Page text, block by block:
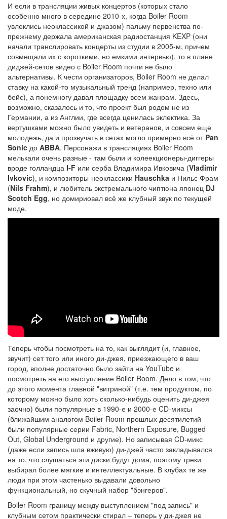
И если в трансляции живых концертов (которых стало
особенно много в середине 2010-х, когда Boiler Room
увлеклись неоклассикой и джазом) пальму первенства по-
прежнему держала американская радиостанция KEXP (они
начали транслировать концерты из студии в 2005-м, причем
совмещали их с короткими, но емкими интервью), то в плане
диджей-сетов видео с Boiler Room почти не было
альтернативы. К чести организаторов, Boiler Room не делал
ставку на какой-то музыкальный тренд (например, техно или
бейс), а понемногу давал площадку всем жанрам. Здесь,
возможно, сказалось и то, что проект был родом не из
Германии, а из Англии, где всегда ценилась эклектика. За
вертушками можно было увидеть и ветеранов, и совсем еще
молодежь, да и прозвучать в сетах могло примерно всё от Pan
Sonic до ABBA. Персонажи в трансляциях Boiler Room
мелькали очень разные - там были и колеекционеры-диггеры
вроде голландца I-F или серба Владимира Ивковича (Vladimir
Ivkovic), и композиторы-неоклассики Hauschka и Нильс Фрам
(Nils Frahm), и любитель экстремального чиптюна японец DJ
Scotch Egg, но домириовал всё же клубный звук по текущей
моде.
Теперь чтобы посмотреть на то, как выглядит (и, главное,
звучит) сет того или иного ди-джея, приезжающего в ваш
город, вполне достаточно было зайти на YouTube и
посмотреть на его выступление Boiler Room. Дело в том, что
до этого момента главной "витриной" (т.е. тем продуктом, по
которому можно было хоть сколько-нибудь оценить ди-джея
заочно) были популярные в 1990-е и 2000-е CD-миксы
(ближайшим аналогом Boiler Room прошлых десятилетий
были популярные серии Fabric, Northern Exposure, Bugged
Out, Global Underground и другие). Но записывая CD-микс
(даже если запись шла вживую) ди-джей часто закладывался
на то, что слушаться эти диски будут дома, поэтому треки
выбирал более мягкие и интеллектуальные. В клубах те же
люди при этом частенько выдавали довольно
функциональный, но скучный набор "бэнгеров".
Boiler Room границу между выступлением "под запись" и
клубным сетом практически стирал – теперь у ди-джея не